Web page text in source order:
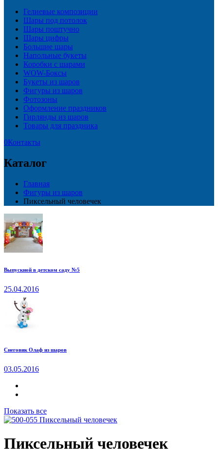
Гелиевые композиции
Шары под потолок
Шары поштучно
Шары цифры
Большие шары
Напольные букеты
Коробки с шарами
WOW-Боксы
Букеты из шаров
Фигуры из шаров
Фотозоны
Оформление праздников
Гирлянды из шаров
Товары для праздника
0Контакты
Каталог
Главная
Фигуры из шаров
Пиксельный человечек
Выпускной в детском саду №5
25.04.2016
Снеговик Олаф из шаров
03.05.2016
Показать все
Пиксельный человечек